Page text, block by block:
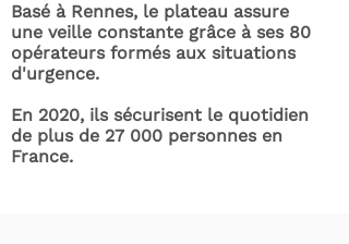
Basé à Rennes, le plateau assure
une veille constante grâce à ses 80
opérateurs formés aux situations
d'urgence.
En 2020, ils sécurisent le quotidien
de plus de 27 000 personnes en
France.